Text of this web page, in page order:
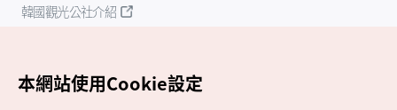
韓國觀光公社介紹
本網站使用Cookie設定